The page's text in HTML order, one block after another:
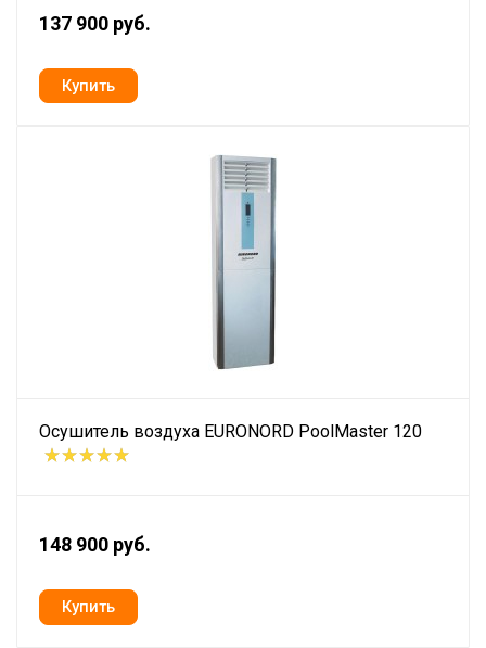
137 900 руб.
Осушитель воздуха EURONORD PoolMaster 120
148 900 руб.